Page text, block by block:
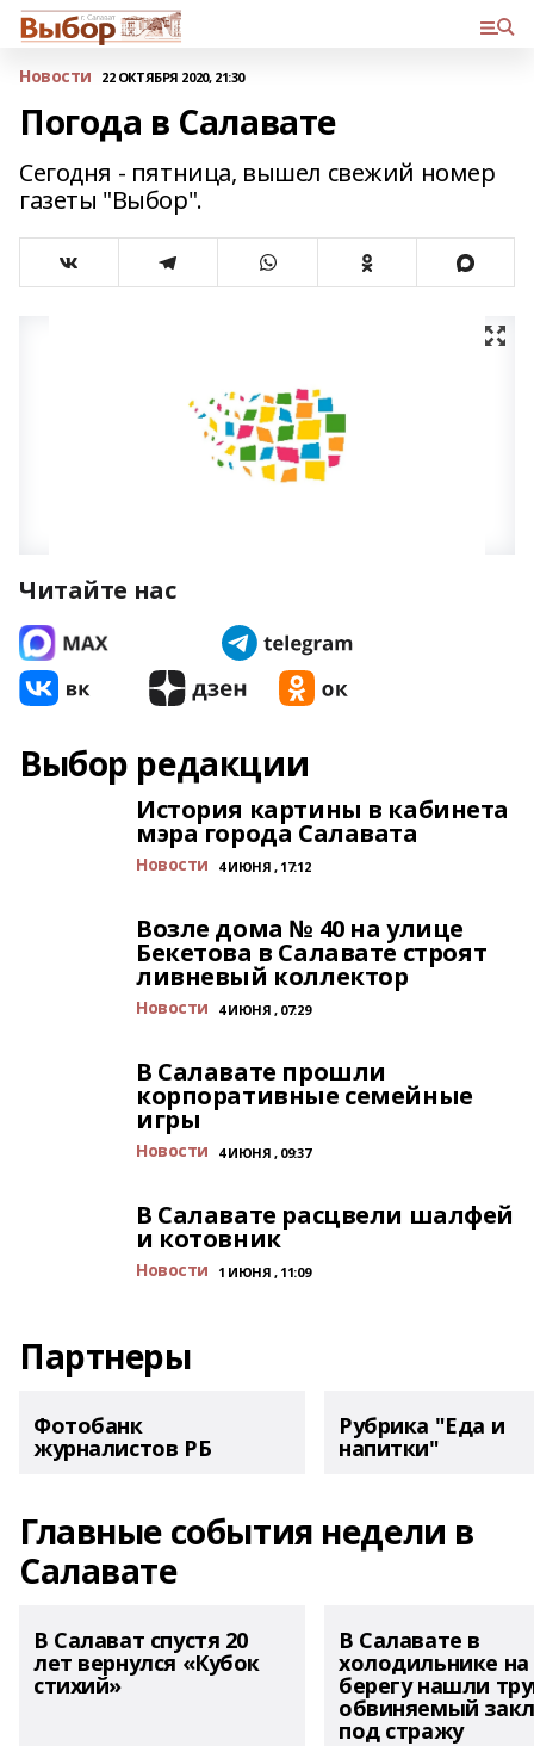
Новости 22 ОКТЯБРЯ 2020, 21:30
Погода в Салавате
Сегодня - пятница, вышел свежий номер
газеты "Выбор".
Читайте нас
Выбор редакции
История картины в кабинета
мэра города Салавата
Новости 4 ИЮНЯ , 17:12
Возле дома № 40 на улице
Бекетова в Салавате строят
ливневый коллектор
Новости 4 ИЮНЯ , 07:29
В Салавате прошли
корпоративные семейные
игры
Новости 4 ИЮНЯ , 09:37
В Салавате расцвели шалфей
и котовник
Новости 1 ИЮНЯ , 11:09
Партнеры
Фотобанк
журналистов РБ
Рубрика "Еда и
напитки"
Главные события недели в
Салавате
В Салават спустя 20
лет вернулся «Кубок
стихий»
В Салавате в
холодильнике на
берегу нашли
обвиняемый
под стражу